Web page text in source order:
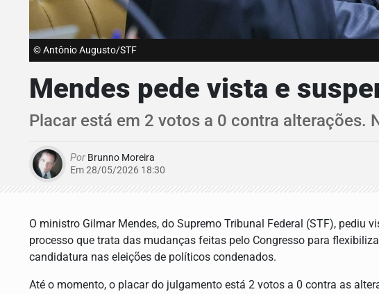
© Antônio Augusto/STF
Mendes pede vista e
Placar está em 2 votos a 0 contra alterações.
Por Brunno Moreira
Em 28/05/2026 18:30
O ministro Gilmar Mendes, do Supremo Tribunal Federal (STF), pediu
processo que trata das mudanças feitas pelo Congresso para
candidatura nas eleições de políticos condenados.
Até o momento, o placar do julgamento está 2 votos a 0 contra as